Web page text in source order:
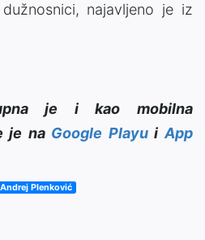
najavljeno je iz
je i kao mobilna
je na Google PlayuiApp
Andrej Plenković